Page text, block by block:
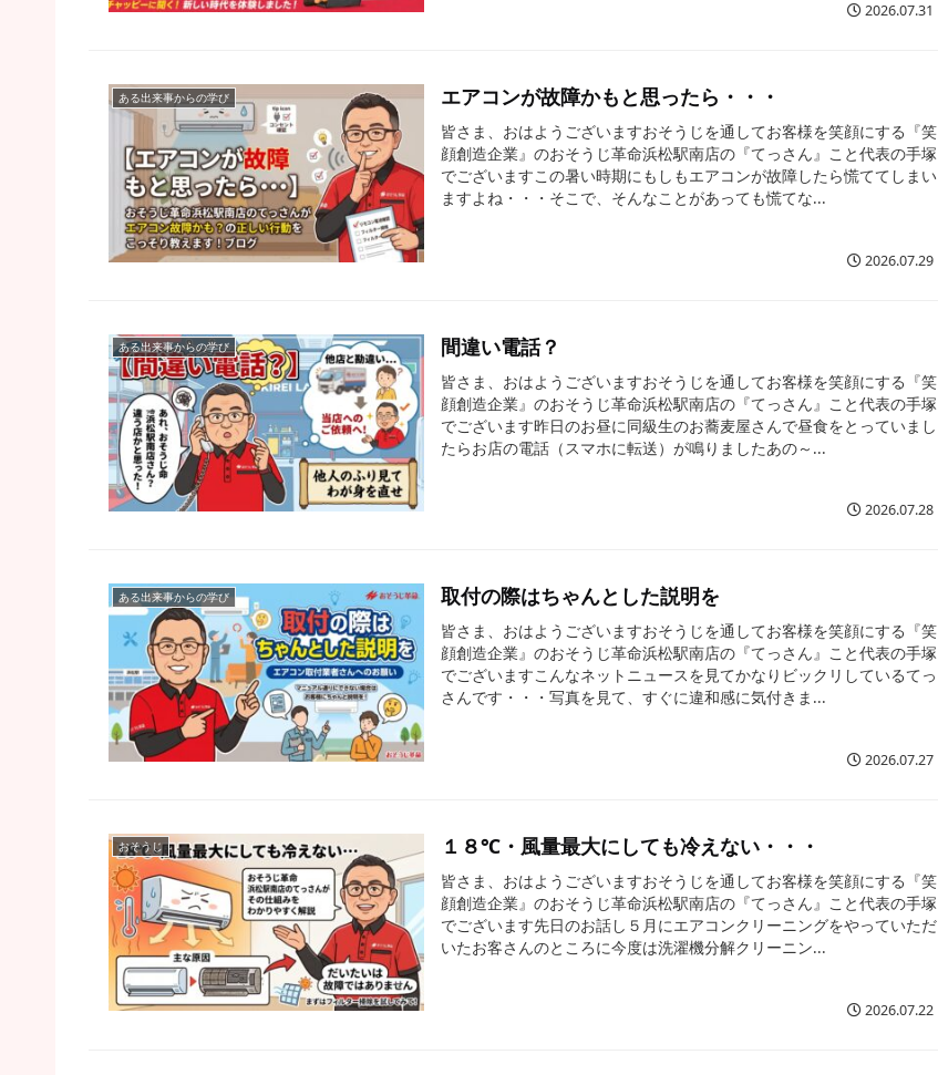
2026.07.31
ある出来事からの学び エアコンが故障かもと思ったら・・・
皆さま、おはようございますおそうじを通してお客様を笑顔にする『笑
顔創造企業』のおそうじ革命浜松駅南店の『てっさん』こと代表の手塚
でございますこの暑い時期にもしもエアコンが故障したら慌ててしまい
ますよね・・・そこで、そんなことがあっても慌てな...
2026.07.29
ある出来事からの学び 間違い電話？
皆さま、おはようございますおそうじを通してお客様を笑顔にする『笑
顔創造企業』のおそうじ革命浜松駅南店の『てっさん』こと代表の手塚
でございます昨日のお昼に同級生のお蕎麦屋さんで昼食をとっていまし
たらお店の電話（スマホに転送）が鳴りましたあの～...
2026.07.28
ある出来事からの学び 取付の際はちゃんとした説明を
皆さま、おはようございますおそうじを通してお客様を笑顔にする『笑
顔創造企業』のおそうじ革命浜松駅南店の『てっさん』こと代表の手塚
でございますこんなネットニュースを見てかなりビックリしているてっ
さんです・・・写真を見て、すぐに違和感に気付きま...
2026.07.27
おそうじ １８℃・風量最大にしても冷えない・・・
皆さま、おはようございますおそうじを通してお客様を笑顔にする『笑
顔創造企業』のおそうじ革命浜松駅南店の『てっさん』こと代表の手塚
でございます先日のお話し５月にエアコンクリーニングをやっていただ
いたお客さんのところに今度は洗濯機分解クリーニン...
2026.07.22